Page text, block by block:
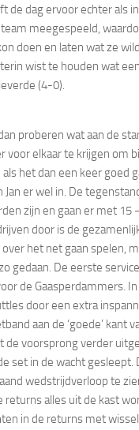
de dag ervoor echter als
meegespeeld,
doen en laten wat ze
wist te houden wat
(4-0).
proberen wat aan de
voor elkaar te krijgen om
het dan een keer goed
Jan er wel in. De
zijn en gaan er met 15
door is de
het net gaan spelen,
gedaan. De eerste
de Gaasperdammers.
door een extra
aan de ‘goede’ kant
de voorsprong verder
set in de wacht gesleept.
wedstrijdverloop te
returns alles uit de kast
in de returns met